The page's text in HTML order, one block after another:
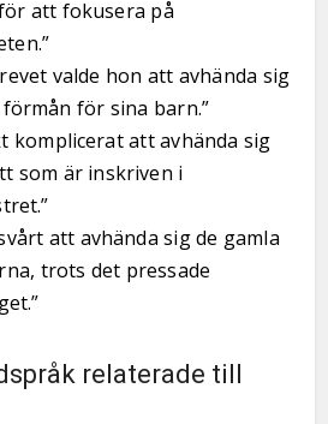
att fokusera på
valde hon att avhända sig
för sina barn.”
komplicerat att avhända sig
som är inskriven i
att avhända sig de gamla
trots det pressade
relaterade till